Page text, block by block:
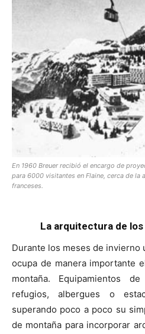
En 1960 Breuer recibió el encargo de
para 6000 visitantes en Flaine, cerca de la
franceses.
La arquitectura de
Durante los meses de invierno
ocupa de manera importante
montaña. Equipamientos
refugios, albergues o
superando poco a poco su
de montaña para incorporar